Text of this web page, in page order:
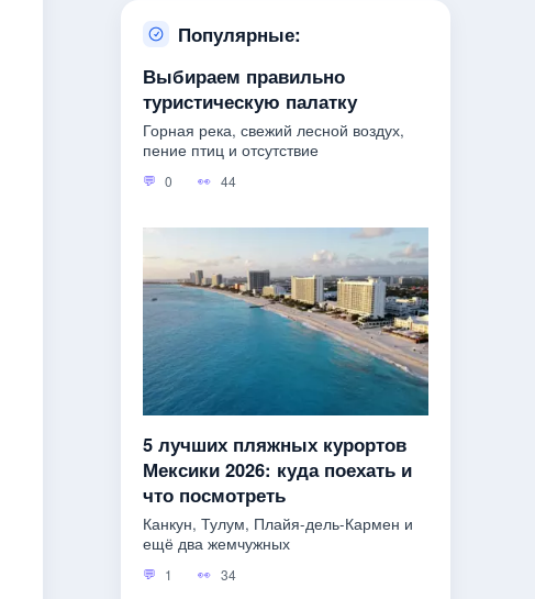
Популярные:
Выбираем правильно
туристическую палатку
Горная река, свежий лесной воздух,
пение птиц и отсутствие
0 44
5 лучших пляжных курортов
Мексики 2026: куда поехать и
что посмотреть
Канкун, Тулум, Плайя-дель-Кармен и
ещё два жемчужных
1 34